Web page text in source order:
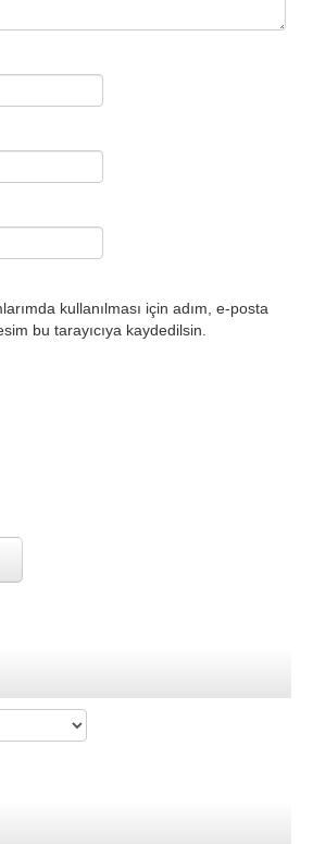
kullanılması için adım, e-posta
bu tarayıcıya kaydedilsin.